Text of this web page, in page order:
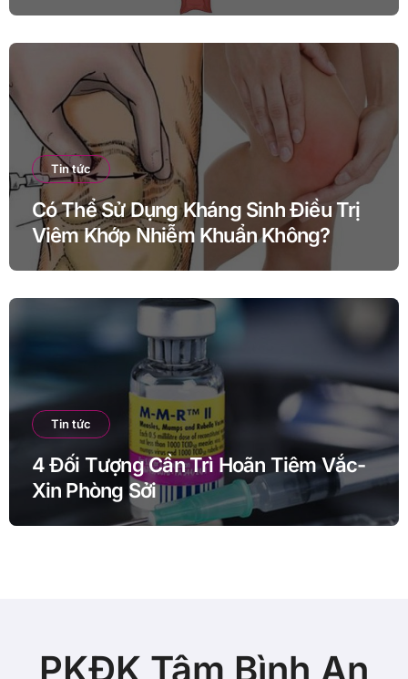
Tin tức
Có Thể Sử Dụng Kháng Sinh Điều Trị
Viêm Khớp Nhiễm Khuẩn Không?
Tin tức
4 Đối Tượng Cần Trì Hoãn Tiêm Vắc-
Xin Phòng Sởi
PKĐK Tâm Bình An